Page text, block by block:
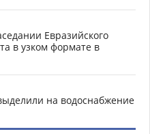
Евразийского
в узком формате в
на водоснабжение